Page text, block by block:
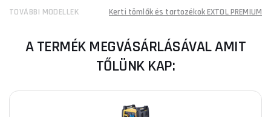
TOVÁBBI MODELLEK Kerti tömlők és tartozékok EXTOL PREMIUM
A TERMÉK MEGVÁSÁRLÁSÁVAL AMIT
TŐLÜNK KAP: